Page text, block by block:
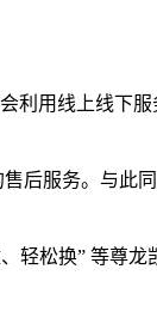
利用线上线下
后服务。与此
轻松换” 等尊龙